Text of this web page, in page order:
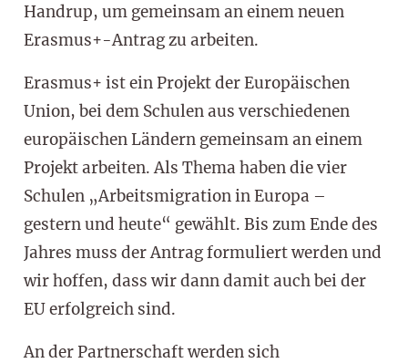
Handrup, um gemeinsam an einem neuen
Erasmus+-Antrag zu arbeiten.
Erasmus+ ist ein Projekt der Europäischen
Union, bei dem Schulen aus verschiedenen
europäischen Ländern gemeinsam an einem
Projekt arbeiten. Als Thema haben die vier
Schulen „Arbeitsmigration in Europa –
gestern und heute“ gewählt. Bis zum Ende des
Jahres muss der Antrag formuliert werden und
wir hoffen, dass wir dann damit auch bei der
EU erfolgreich sind.
An der Partnerschaft werden sich